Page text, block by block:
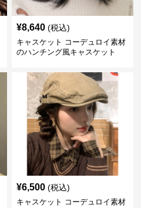
¥8,640 (税込)
キャスケット コーデュロイ素材
のハンチング風キャスケット
¥6,500 (税込)
キャスケット コーデュロイ素材